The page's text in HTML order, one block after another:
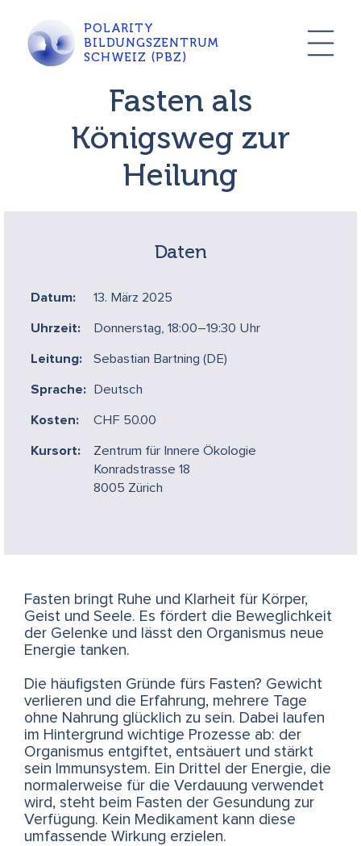
POLARITY
BILDUNGSZENTRUM
SCHWEIZ (PBZ)
Fasten als
Königsweg zur
Heilung
Daten
Datum: 13. März 2025
Uhrzeit: Donnerstag, 18:00–19:30 Uhr
Leitung: Sebastian Bartning (DE)
Sprache: Deutsch
Kosten: CHF 50.00
Kursort:
Zentrum für Innere Ökologie
Konradstrasse 18
8005 Zürich
Fasten bringt Ruhe und Klarheit für Körper,
Geist und Seele. Es fördert die Beweglichkeit
der Gelenke und lässt den Organismus neue
Energie tanken.
Die häufigsten Gründe fürs Fasten? Gewicht
verlieren und die Erfahrung, mehrere Tage
ohne Nahrung glücklich zu sein. Dabei laufen
im Hintergrund wichtige Prozesse ab: der
Organismus entgiftet, entsäuert und stärkt
sein Immunsystem. Ein Drittel der Energie, die
normalerweise für die Verdauung verwendet
wird, steht beim Fasten der Gesundung zur
Verfügung. Kein Medikament kann diese
umfassende Wirkung erzielen.